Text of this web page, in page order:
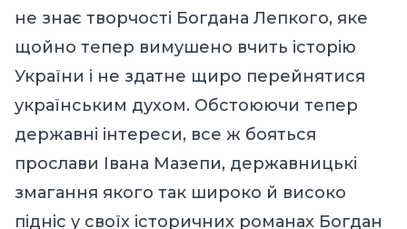
не знає творчості Богдана Лепкого, яке
щойно тепер вимушено вчить історію
України і не здатне щиро перейнятися
українським духом. Обстоюючи тепер
державні інтереси, все ж бояться
прослави Івана Мазепи, державницькі
змагання якого так широко й високо
підніс у своїх історичних романах Богдан